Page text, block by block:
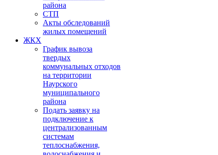
района
СТП
Акты обследований
жилых помещений
ЖКХ
График вывоза
твердых
коммунальных отходов
на территории
Наурского
муниципального
района
Подать заявку на
подключение к
централизованным
системам
теплоснабжения,